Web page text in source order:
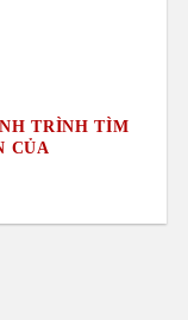
TRÌNH TÌM
CỦA